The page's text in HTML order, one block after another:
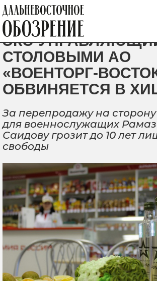
ЭКС-
СТОЛОВЫМИ АО
«ВОЕНТОРГ-
ОБВИНЯЕТСЯ В
За перепродажу на сторону
для военнослужащих
Саидову грозит до 10 лет
свободы